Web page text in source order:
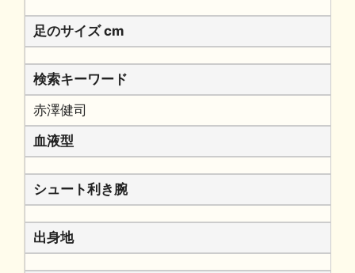
足のサイズ cm
検索キーワード
赤澤健司
血液型
シュート利き腕
出身地